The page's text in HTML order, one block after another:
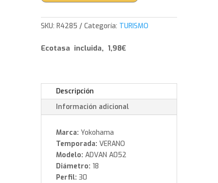
98
Y
SKU:R4285 Categoría: TURISMO
Ecotasa incluida, 1,98€
Descripción
Información adicional
Marca: Yokohama
Temporada: VERANO
Modelo: ADVAN A052
Diámetro: 18
Perfil: 30